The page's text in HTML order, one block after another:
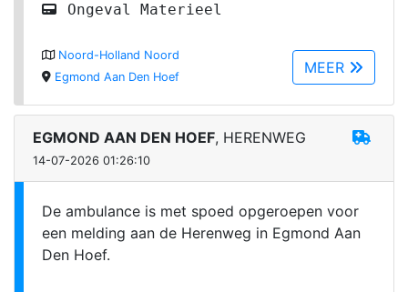
Ongeval Materieel
MEER
Noord-Holland Noord
Egmond Aan Den Hoef
EGMOND AAN DEN HOEF, HERENWEG
14-07-2026 01:26:10
De ambulance is met spoed opgeroepen voor
een melding aan de Herenweg in Egmond Aan
Den Hoef.